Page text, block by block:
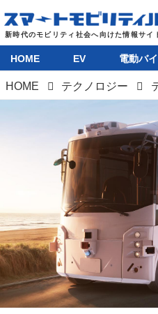
HOME EV 電動バ
HOME テクノロジー